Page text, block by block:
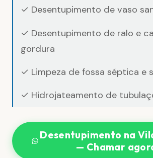
✓ Desentupimento de vaso
✓ Desentupimento de ralo e
gordura
✓ Limpeza de fossa séptica e
✓ Hidrojateamento de
Desentupimento na
— Chamar